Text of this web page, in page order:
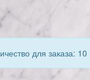
для заказа: 10